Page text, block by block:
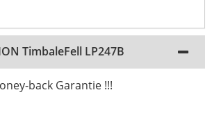
TimbaleFell LP247B
back Garantie !!!